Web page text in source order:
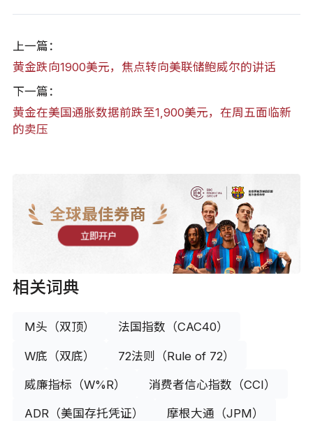
上一篇：
黄金跌向1900美元，焦点转向美联储鲍威尔的讲话
下一篇：
黄金在美国通胀数据前跌至1,900美元，在周五面临新
的卖压
全球最佳券商
立即开户
相关词典
M头（双顶） 法国指数（CAC40）
W底（双底） 72法则（Rule of 72）
威廉指标（W%R） 消费者信心指数（CCI）
ADR（美国存托凭证） 摩根大通（JPM）